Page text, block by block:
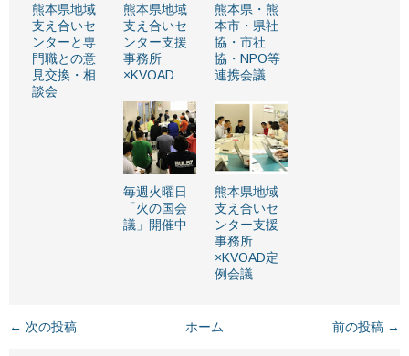
熊本県地域
支え合いセ
ンターと専
門職との意
見交換・相
談会
熊本県地域
支え合いセ
ンター支援
事務所
×KVOAD
熊本県・熊
本市・県社
協・市社
協・NPO等
連携会議
毎週火曜日
「火の国会
議」開催中
熊本県地域
支え合いセ
ンター支援
事務所
×KVOAD定
例会議
← 次の投稿 前の投稿 →
ホーム